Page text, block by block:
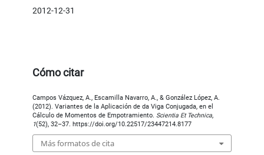
2012-12-31
Cómo citar
Campos Vázquez, A., Escamilla Navarro, A., & González López, A.
(2012). Variantes de la Aplicación de da Viga Conjugada, en el
Cálculo de Momentos de Empotramiento. Scientia Et Technica,
1(52), 32–37. https://doi.org/10.22517/23447214.8177
Más formatos de cita